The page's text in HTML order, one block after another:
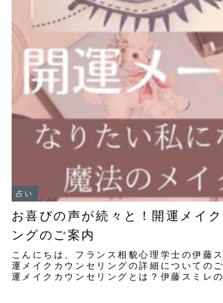
占い
お喜びの声が続々と！開運メイク
ングのご案内
こんにちは、フランス相貌心理学士の伊藤
運メイクカウンセリングの詳細についての
運メイクカウンセリングとは？伊藤スミレ